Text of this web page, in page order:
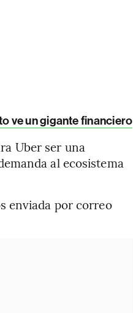
ve un gigante financiero
Uber ser una
al ecosistema
enviada por correo